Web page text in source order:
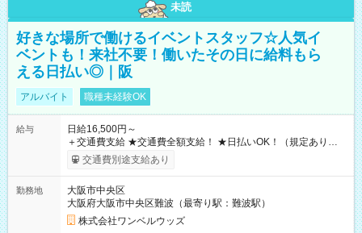
未読
好きな場所で働けるイベントスタッフ☆人気イ
ベントも！来社不要！働いたその日に給料もら
える日払い◎｜阪
アルバイト 職種未経験OK
給与
日給16,500円～
＋交通費支給 ★交通費全額支給！ ★日払いOK！（規定あり） ┗
働いたその日に現金GET♪ お仕事後はコンビニATMから 日払
交通費別途支給あり
勤務地
大阪市中央区
大阪府大阪市中央区難波（最寄り駅：難波駅）
株式会社ワンベルウッズ